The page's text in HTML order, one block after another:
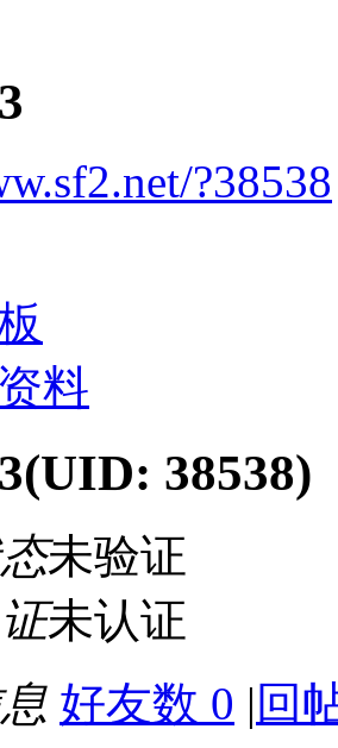
?38538
料
(UID: 38538)
未验证
未认证
好友数 0 | 回